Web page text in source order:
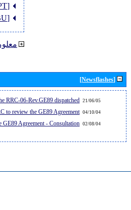
[CEPT]
[EBU]
[Newsflashes]
21/06/05
RRC-06-Rev.GE89 dispatched...
04/10/04
to review the GE89 Agreement
02/08/04
GE89 Agreement - Consultation